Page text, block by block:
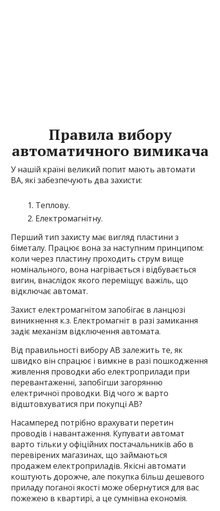
Правила вибору
автоматичного вимикача
У нашій країні великий попит мають автомати
ВА, які забезпечують два захисти:
Теплову.
Електромагнітну.
Перший тип захисту має вигляд пластини з
біметалу. Працює вона за наступним принципом:
коли через пластину проходить струм вище
номінального, вона нагрівається і відбувається
вигин, внаслідок якого переміщує важіль, що
відключає автомат.
Захист електромагнітом запобігає в ланцюзі
виникнення к.з. Електромагніт в разі замикання
задіє механізм відключення автомата.
Від правильності вибору АВ залежить те, як
швидко він спрацює і вимкне в разі пошкодження
живлення проводки або електроприлади при
перевантаженні, запобігши загорянню
електричної проводки. Від чого ж варто
відштовхуватися при покупці АВ?
Насамперед потрібно врахувати перетин
проводів і навантаження. Купувати автомат
варто тільки у офіційних постачальників або в
перевірених магазинах, що займаються
продажем електроприладів. Якісні автомати
коштують дорожче, але покупка більш дешевого
приладу поганої якості може обернутися для вас
пожежею в квартирі, а це сумнівна економія.